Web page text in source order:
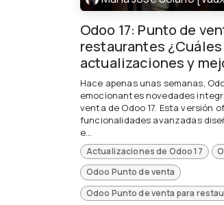
Odoo 17: Punto de
restaurantes
actualizaciones y
Hace apenas unas semanas,
emocionantes novedades
venta de Odoo 17. Esta versión
funcionalidades avanzadas
e...
Actualizaciones de Odoo 17
Odoo Punto de venta
Odoo Punto de venta para